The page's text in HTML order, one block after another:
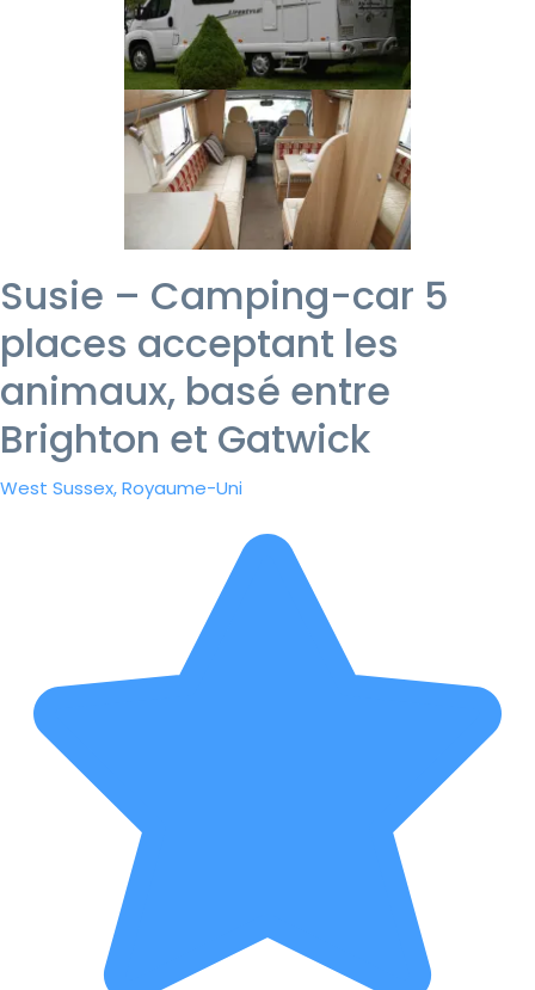
Susie – Camping-car 5
places acceptant les
animaux, basé entre
Brighton et Gatwick
West Sussex, Royaume-Uni